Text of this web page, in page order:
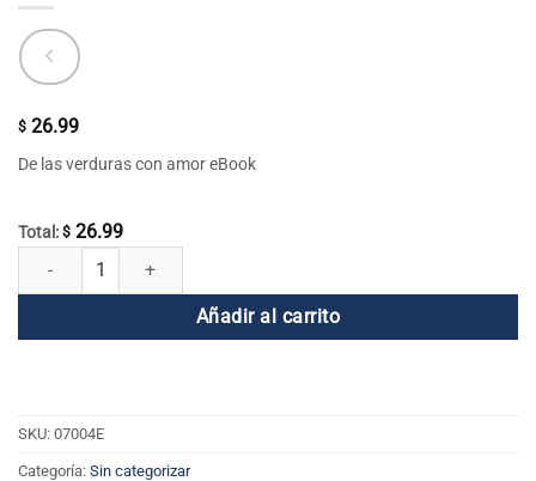
$ 26.99
De las verduras con amor eBook
Total: $ 26.99
De las verduras con amor eBook cantidad
Añadir al carrito
SKU: 07004E
Categoría: Sin categorizar